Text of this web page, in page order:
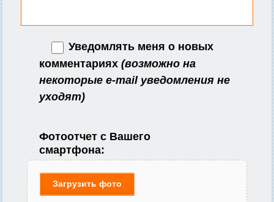
Уведомлять меня о новых
комментариях (возможно на
некоторые e-mail уведомления не
уходят)
Фотоотчет с Вашего
смартфона:
Загрузить фото